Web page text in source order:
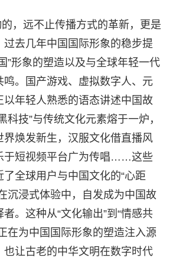
，远不止传播方式的革新，更是
过去几年中国国际形象的稳步提
”形象的塑造以及与全球年轻一代
鸣。国产游戏、虚拟数字人、元
以年轻人熟悉的语态讲述中国故
科技”与传统文化元素熔于一炉，
界焕发新生，汉服文化借直播风
于短视频平台广为传唱……这些
全球用户与中国文化的“心距
沉浸式体验中，自发成为中国故
。这种从“文化输出”到“情感共
在为中国国际形象的塑造注入源
也让古老的中华文明在数字时代